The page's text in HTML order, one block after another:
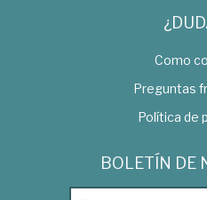
Como
Preguntas
Política de
BOLETÍN DE